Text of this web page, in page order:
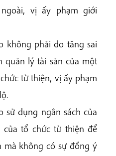
vị ấy phạm giới
phải do tăng sai
quản lý tài sản của một
từ thiện, vị ấy phạm
dụng ngân sách của
của tổ chức từ thiện để
không có sự đồng ý